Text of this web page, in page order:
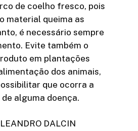
de coelho fresco, pois
material queima as
é necessário sempre
Evite também o
em plantações
dos animais,
que ocorra a
alguma doença.
DALCIN